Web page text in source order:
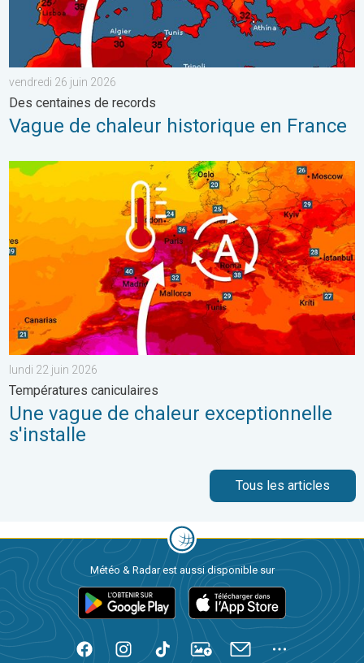
vendredi 26 juin 2026
Des centaines de records
Vague de chaleur historique en France
Une vague de chaleur exceptionnelle s'installe. Températures
lundi 22 juin 2026
Températures caniculaires
Une vague de chaleur exceptionnelle
s'installe
Tous les articles
Météo & Radar est aussi disponible sur